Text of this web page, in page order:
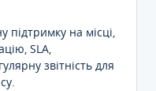
підтримку на місці,
SLA,
звітність для